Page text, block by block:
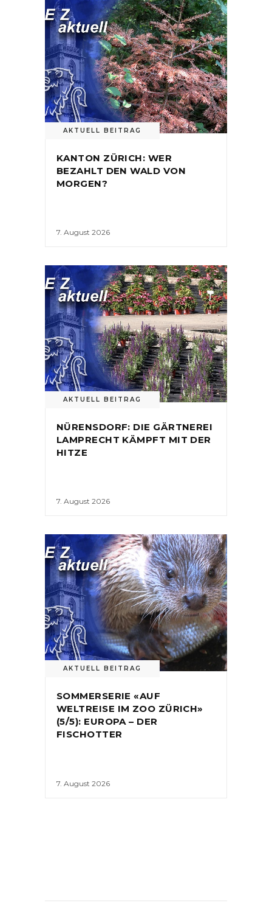
AKTUELL BEITRAG
KANTON ZÜRICH: WER
BEZAHLT DEN WALD VON
MORGEN?
7. August 2026
AKTUELL BEITRAG
NÜRENSDORF: DIE GÄRTNEREI
LAMPRECHT KÄMPFT MIT DER
HITZE
7. August 2026
AKTUELL BEITRAG
SOMMERSERIE «AUF
WELTREISE IM ZOO ZÜRICH»
(5/5): EUROPA – DER
FISCHOTTER
7. August 2026